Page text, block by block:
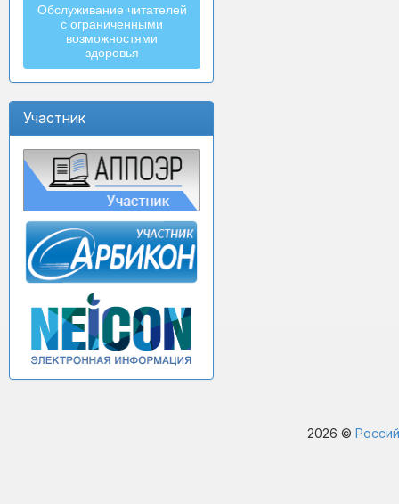
Обслуживание читателей
с ограниченными
возможностями
здоровья
Участник
2026 ©